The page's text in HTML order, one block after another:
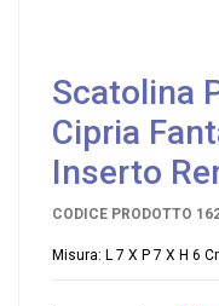
Scatolina
Cipria
Inserto
CODICE PRODOTTO
Misura: L 7 X P 7 X H 6